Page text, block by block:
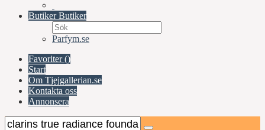
ButikerButiker
Parfym.se
Favoriter ()
Start
Om Tjejgallerian.se
Kontakta oss
Annonsera